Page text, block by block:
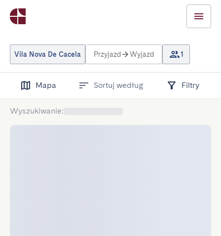
Vila Nova De Cacela Przyjazd Wyjazd 1
Mapa Sortuj według Filtry
Wyszukiwanie: